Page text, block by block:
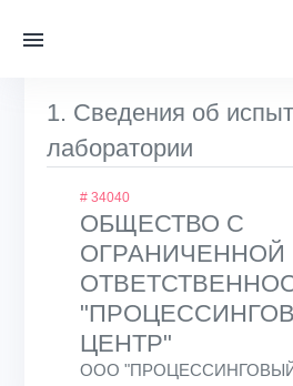
1. Сведения об
лаборатории
# 34040
ОБЩЕСТВО С
ОГРАНИЧЕННОЙ
ЦЕНТР"
ООО